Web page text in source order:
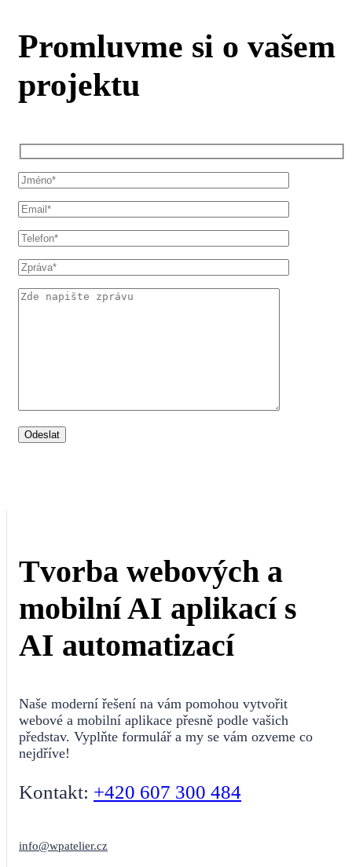
Promluvme si o vašem
projektu
Tvorba webových a
mobilní AI aplikací s
AI automatizací
Naše moderní řešení na vám pomohou vytvořit
webové a mobilní aplikace přesně podle vašich
představ. Vyplňte formulář a my se vám ozveme co
nejdříve!
Kontakt: +420 607 300 484
info@wpatelier.cz